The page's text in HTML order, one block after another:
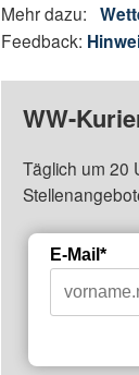
Mehr dazu:
Feedback:
WW-
Täglich um 20
E-Mail*